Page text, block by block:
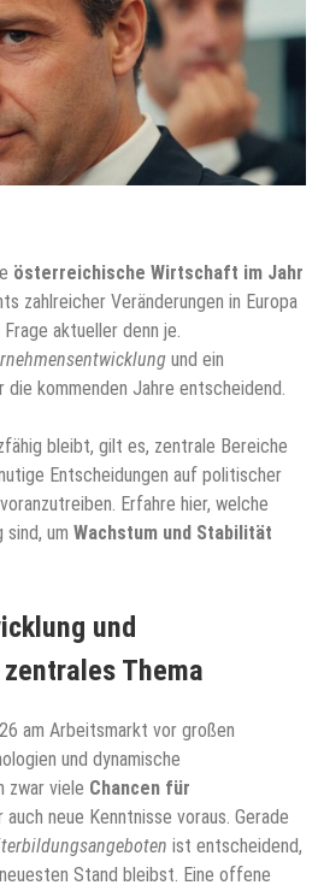
Lager in Ordnung
So
österreichische Wirtschaft im Jahr
zahlreicher Veränderungen in Europa
aktueller denn je.
und ein
kommenden Jahre entscheidend.
bleibt, gilt es, zentrale Bereiche
Entscheidungen auf politischer
Erfahre hier, welche
sind, um Wachstum und Stabilität
und
Thema
am Arbeitsmarkt vor großen
und dynamische
zwar viele Chancen für
neue Kenntnisse voraus. Gerade
ist entscheidend,
Stand bleibst. Eine offene